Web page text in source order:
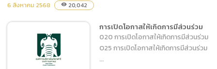
ประกาศสำนักงานพัฒนาพิง
การรับสมัครบุคคลเข้ารับการ
คัดเลือกเพื่อบรรจุแต่งตั้งเป็น
ผู้ปฏิบัติงานของสำนักงาน
6 สิงหาคม 2568 visibility 20,042
การเปิดโอกาสให้เกิดการมีส่วนร่วม
020 การเปิดโอกาสให้เกิดการมีส่วนร่วม
O25 การเปิดโอกาสให้เกิดการมีส่วนร่วม
...